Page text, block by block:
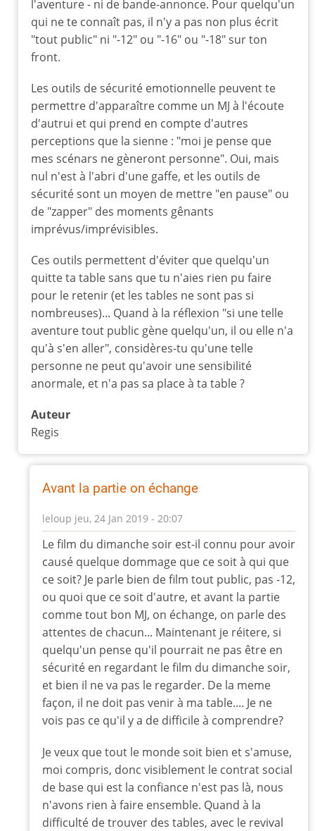
l'aventure - ni de bande-annonce. Pour quelqu'un
qui ne te connaît pas, il n'y a pas non plus écrit
"tout public" ni "-12" ou "-16" ou "-18" sur ton
front.
Les outils de sécurité emotionnelle peuvent te
permettre d'apparaître comme un MJ à l'écoute
d'autrui et qui prend en compte d'autres
perceptions que la sienne : "moi je pense que
mes scénars ne gèneront personne". Oui, mais
nul n'est à l'abri d'une gaffe, et les outils de
sécurité sont un moyen de mettre "en pause" ou
de "zapper" des moments gênants
imprévus/imprévisibles.
Ces outils permettent d'éviter que quelqu'un
quitte ta table sans que tu n'aies rien pu faire
pour le retenir (et les tables ne sont pas si
nombreuses)... Quand à la réflexion "si une telle
aventure tout public gène quelqu'un, il ou elle n'a
qu'à s'en aller", considères-tu qu'une telle
personne ne peut qu'avoir une sensibilité
anormale, et n'a pas sa place à ta table ?
Auteur
Regis
Avant la partie on échange
leloup jeu, 24 Jan 2019 - 20:07
En
réponse
à
Connais-
tu
le
script
avant
de
voir
le
film?
Rappar
Le film du dimanche soir est-il connu pour avoir
causé quelque dommage que ce soit à qui que
ce soit? Je parle bien de film tout public, pas -12,
ou quoi que ce soit d'autre, et avant la partie
comme tout bon MJ, on échange, on parle des
attentes de chacun... Maintenant je réitere, si
quelqu'un pense qu'il pourrait ne pas être en
sécurité en regardant le film du dimanche soir,
et bien il ne va pas le regarder. De la meme
façon, il ne doit pas venir à ma table.... Je ne
vois pas ce qu'il y a de difficile à comprendre?
Je veux que tout le monde soit bien et s'amuse,
moi compris, donc visiblement le contrat social
de base qui est la confiance n'est pas là, nous
n'avons rien à faire ensemble. Quand à la
difficulté de trouver des tables, avec le revival